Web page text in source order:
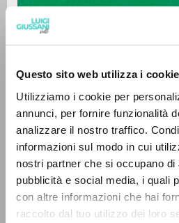
Questo sito web utilizza i cookie
Utilizziamo i cookie per
annunci, per fornire funzionalità
analizzare il nostro traffico.
informazioni sul modo in cui
nostri partner che si occupano di
pubblicità e social media, i quali
con altre informazioni che hai
raccolto dal tuo utilizzo dei loro
Giussani LuigiAuthor
Gioventù Studentesca
Italian
1964
Pages: 72
0RESULTS
MORE